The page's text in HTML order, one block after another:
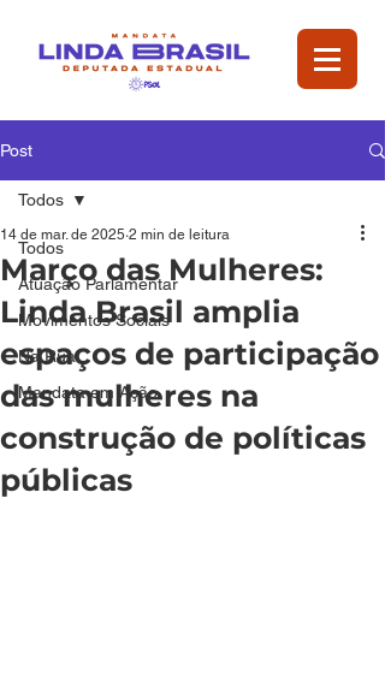
Post
Todos
Atuação Parlamentar
Movimentos Sociais
Na Rua
Mandata em Ação
Todos
Março das Mulheres:
Linda Brasil amplia
espaços de participação
das mulheres na
construção de políticas
públicas
14 de mar. de 2025 2 min de leitura